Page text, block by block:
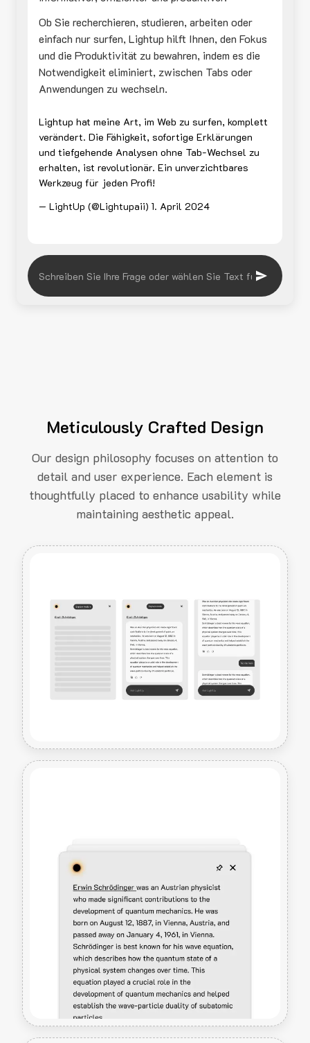
Ob Sie recherchieren, studieren, arbeiten oder
einfach nur surfen, Lightup hilft Ihnen, den Fokus
und die Produktivität zu bewahren, indem es die
Notwendigkeit eliminiert, zwischen Tabs oder
Anwendungen zu wechseln.
Lightup hat meine Art, im Web zu surfen, komplett
verändert. Die Fähigkeit, sofortige Erklärungen
und tiefgehende Analysen ohne Tab-Wechsel zu
erhalten, ist revolutionär. Ein unverzichtbares
Werkzeug für jeden Profi!
— LightUp (@Lightupaii) 1. April 2024
Meticulously Crafted Design
Our design philosophy focuses on attention to
detail and user experience. Each element is
thoughtfully placed to enhance usability while
maintaining aesthetic appeal.